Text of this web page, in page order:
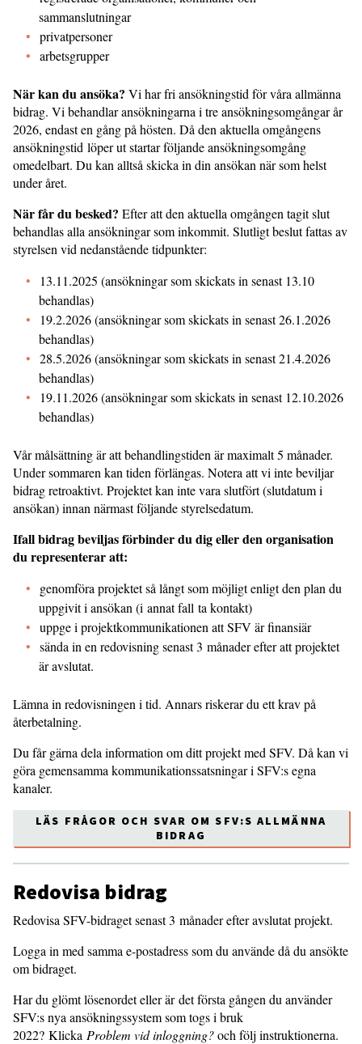
sammanslutningar
privatpersoner
arbetsgrupper
När kan du ansöka? Vi har fri ansökningstid för våra allmänna
bidrag. Vi behandlar ansökningarna i tre ansökningsomgångar år
2026, endast en gång på hösten. Då den aktuella omgångens
ansökningstid löper ut startar följande ansökningsomgång
omedelbart. Du kan alltså skicka in din ansökan när som helst
under året.
När får du besked? Efter att den aktuella omgången tagit slut
behandlas alla ansökningar som inkommit. Slutligt beslut fattas av
styrelsen vid nedanstående tidpunkter:
13.11.2025 (ansökningar som skickats in senast 13.10
behandlas)
19.2.2026 (ansökningar som skickats in senast 26.1.2026
behandlas)
28.5.2026 (ansökningar som skickats in senast 21.4.2026
behandlas)
19.11.2026 (ansökningar som skickats in senast 12.10.2026
behandlas)
Vår målsättning är att behandlingstiden är maximalt 5 månader.
Under sommaren kan tiden förlängas. Notera att vi inte beviljar
bidrag retroaktivt. Projektet kan inte vara slutfört (slutdatum i
ansökan) innan närmast följande styrelsedatum.
Ifall bidrag beviljas förbinder du dig eller den organisation
du representerar att:
genomföra projektet så långt som möjligt enligt den plan du
uppgivit i ansökan (i annat fall ta kontakt)
uppge i projektkommunikationen att SFV är finansiär
sända in en redovisning senast 3 månader efter att projektet
är avslutat.
Lämna in redovisningen i tid. Annars riskerar du ett krav på
återbetalning.
Du får gärna dela information om ditt projekt med SFV. Då kan vi
göra gemensamma kommunikationssatsningar i SFV:s egna
kanaler.
LÄS FRÅGOR OCH SVAR OM SFV:S ALLMÄNNA
BIDRAG
Redovisa bidrag
Redovisa SFV-bidraget senast 3 månader efter avslutat projekt.
Logga in med samma e-postadress som du använde då du ansökte
om bidraget.
Har du glömt lösenordet eller är det första gången du använder
SFV:s nya ansökningssystem som togs i bruk
2022? Klicka Problem vid inloggning?och följ instruktionerna.